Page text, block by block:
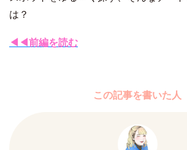
は？
◀◀前編を読む
この記事を書いた人